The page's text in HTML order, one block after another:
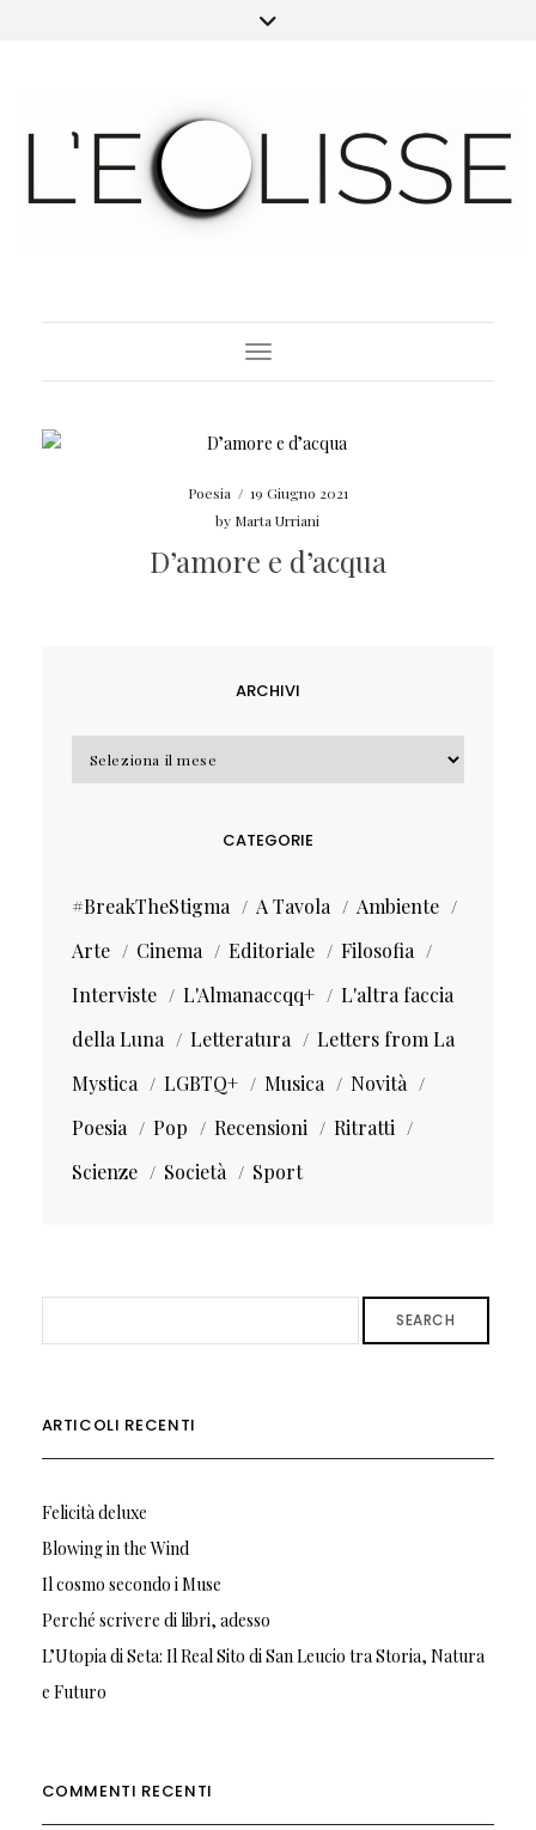
Toggle Navigation
Poesia / 19 Giugno 2021
by Marta Urriani
D’amore e d’acqua
ARCHIVI
Archivi
CATEGORIE
#BreakTheStigma A Tavola
Ambiente
Arte
Cinema Editoriale
Filosofia
Interviste
L'Almanaccqq+
L'altra faccia
della Luna
Letteratura
Letters from La
Mystica
LGBTQ+ Musica
Novità
Poesia
Pop Recensioni
Ritratti
Scienze
Società Sport
SEARCH
ARTICOLI RECENTI
Felicità deluxe
Blowing in the Wind
Il cosmo secondo i Muse
Perché scrivere di libri, adesso
L’Utopia di Seta: Il Real Sito di San Leucio tra Storia, Natura
e Futuro
COMMENTI RECENTI